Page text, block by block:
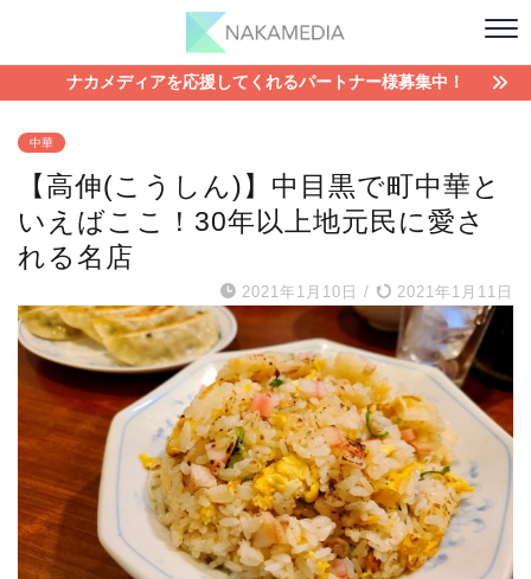
ナカメディアを応援してくれるパートナー様募集中！
中華
【高伸(こうしん)】中目黒で町中華と
いえばここ！30年以上地元民に愛さ
れる名店
2021年1月10日 / 2021年1月11日